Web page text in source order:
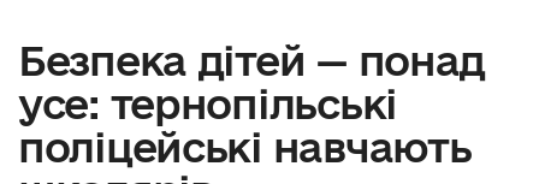
Безпека дітей — понад
усе: тернопільські
поліцейські навчають